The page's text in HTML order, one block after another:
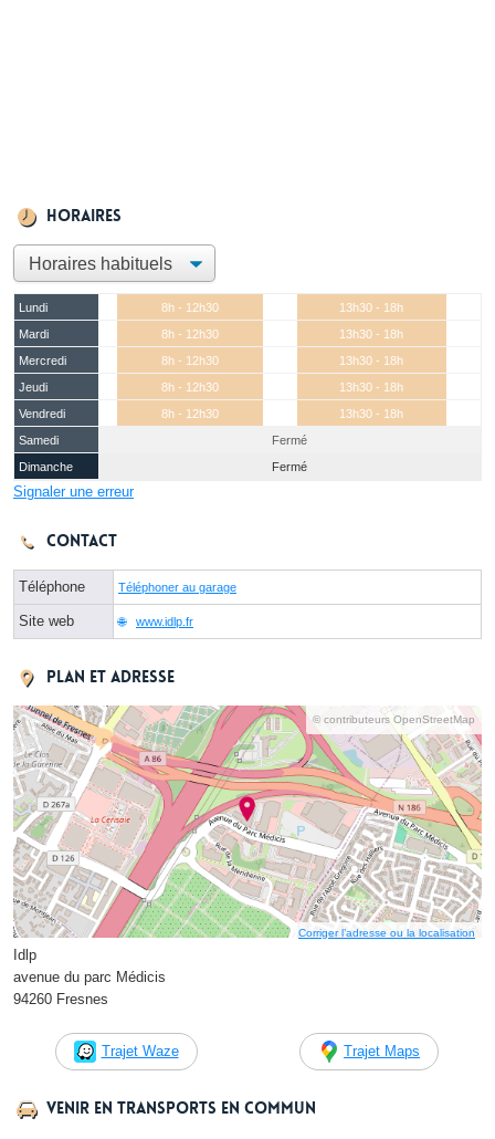
Horaires
Lundi 8h - 12h30
13h30 - 18h
Mardi
8h - 12h30
13h30 - 18h
Mercredi
8h - 12h30
13h30 - 18h
Jeudi
8h - 12h30
13h30 - 18h
Vendredi
8h - 12h30
13h30 - 18h
Samedi
Fermé
Dimanche
Fermé
Signaler une erreur
Contact
Téléphone Téléphoner au garage
Site web www.idlp.fr
Plan et adresse
© contributeurs OpenStreetMap
Corriger l’adresse ou la localisation
Idlp
avenue du parc Médicis
94260 Fresnes
Trajet Waze Trajet Maps
Venir en transports en commun